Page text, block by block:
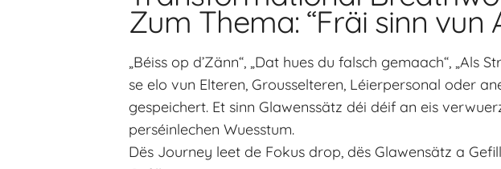
Zum Thema: “Fräi sinn vun
„Béiss op d’Zänn“, „Dat hues du falsch gemaach“,
se elo vun Elteren, Grousselteren, Léierpersonal oder
gespeichert. Et sinn Glawenssätz déi déif an eis
perséinlechen Wuesstum.
Dës Journey leet de Fokus drop, dës Glawensätz a